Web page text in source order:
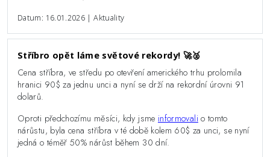
Datum: 16.01.2026 | Aktuality
Stříbro opět láme světové rekordy! 🚀🥈
Cena stříbra, ve středu po otevření amerického trhu prolomila
hranici 90$ za jednu unci a nyní se drží na rekordní úrovni 91
dolarů.
Oproti předchozímu měsíci, kdy jsme informovali o tomto
nárůstu, byla cena stříbra v té době kolem 60$ za unci, se nyní
jedná o téměř 50% nárůst během 30 dní.